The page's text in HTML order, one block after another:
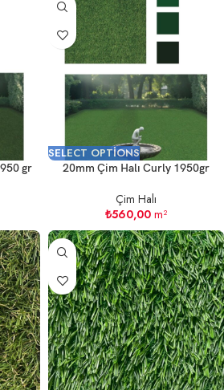
gr
SELECT OPTIONS
20mm Çim Halı Curly 1950gr
Çim Halı
₺560,00 m²